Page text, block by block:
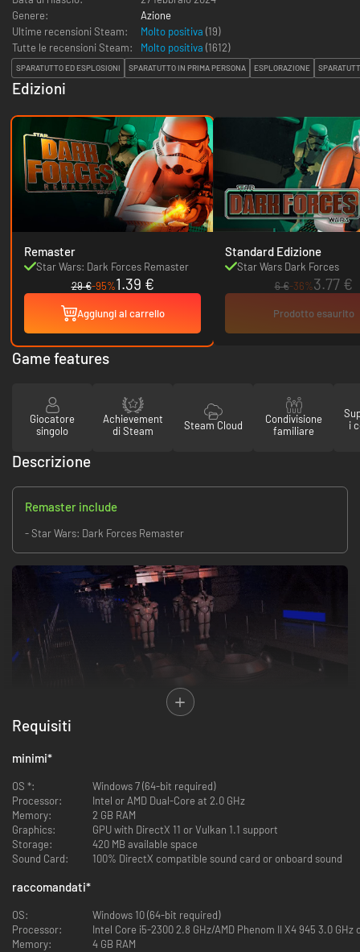
Genere:
Azione
Ultime recensioni Steam:
Molto positiva (19)
Tutte le recensioni Steam:
Molto positiva (1612)
SPARATUTTO ED ESPLOSIONI SPARATUTTO IN PRIMA PERSONA ESPLORAZIONE
Edizioni
Remaster
Star Wars: Dark Forces Remaster
29 €-95%1.39 €
Aggiungi al carrello
Standard Edizione
Star Wars Dark Forces
6 €-36%3.77 €
Prodotto esaurito
Game features
Giocatore
singolo
Achievement
di Steam
Steam Cloud
Condivisione
familiare
i
Descrizione
Remaster include
- Star Wars: Dark Forces Remaster
Con Star Wars: Dark Forces Remaster, il team di Nightdive Studios è
riuscito a creare una versione totalmente rimasterizzata di un grande
classico grazie al suo innovativo sistema KEX. I giocatori nuovi e i
nostalgici di Star Wars: Dark Forces Remaster potranno godere di un
gameplay aggiornato, texture ad alta risoluzione, illuminazione e
rendering migliorati e supporto per i gamepad.
Nel 1995, la versione originale di Star Wars: Dark Forces ha stabilito un
nuovo standard per i giochi FPS, offrendo un alto livello di movimento e
interazione, una vasta selezione di oggetti e potenziamenti e
ambientazioni estremamente coinvolgenti.
Requisiti
minimi*
OS *:
Windows 7 (64-bit required)
Processor:
Intel or AMD Dual-Core at 2.0 GHz
Memory:
2 GB RAM
Graphics:
GPU with DirectX 11 or Vulkan 1.1 support
Storage:
420 MB available space
Sound Card:
100% DirectX compatible sound card or onboard sound
raccomandati*
OS:
Windows 10 (64-bit required)
Processor:
Intel Core i5-2300 2.8 GHz/AMD Phenom II X4 945 3.0 GHz
Memory:
4 GB RAM